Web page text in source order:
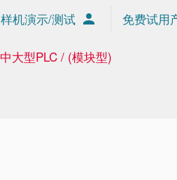
样机演示/测试 免费试用
中大型PLC / (模块型)